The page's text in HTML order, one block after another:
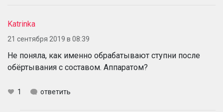
Katrinka
21 сентября 2019 в 08:39
Не поняла, как именно обрабатывают ступни после
обёртывания с составом. Аппаратом?
1 ответить